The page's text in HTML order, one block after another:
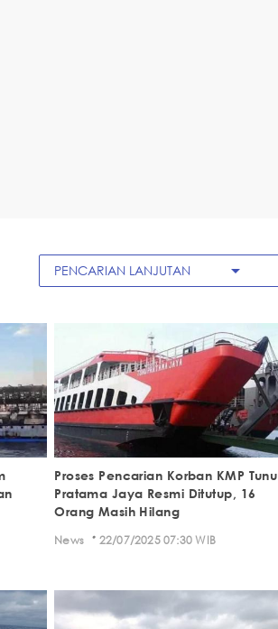
PENCARIAN LANJUTAN arrow_drop_down
Proses Pencarian Korban KMP Tunu
Pratama Jaya Resmi Ditutup, 16
Orang Masih Hilang
News · 22/07/2025 07:30 WIB